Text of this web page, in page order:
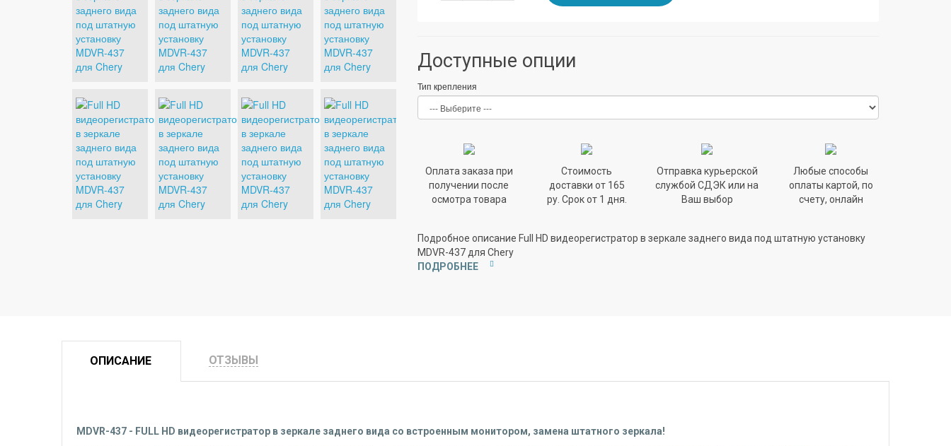
Доступные опции
Тип крепления
Оплата заказа при
получении после
осмотра товара
Стоимость
доставки от 165
ру. Срок от 1 дня.
Отправка курьерской
службой СДЭК или на
Ваш выбор
Любые способы
оплаты картой, по
счету, онлайн
Подробное описание Full HD видеорегистратор в зеркале заднего вида под штатную установку
MDVR-437 для Chery
ПОДРОБНЕЕ
ОПИСАНИЕ ОТЗЫВЫ
MDVR-437 - FULL HD видеорегистратор в зеркале заднего вида со встроенным монитором, замена штатного зеркала!